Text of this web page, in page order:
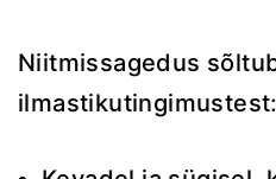
Niitmissagedus
ilmastikutingimustest: